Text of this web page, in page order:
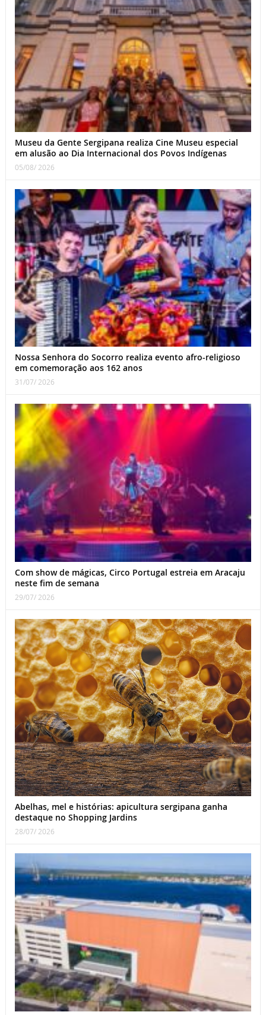
Museu da Gente Sergipana realiza Cine Museu especial
em alusão ao Dia Internacional dos Povos Indígenas
05/08/ 2026
Nossa Senhora do Socorro realiza evento afro-religioso
em comemoração aos 162 anos
31/07/ 2026
Com show de mágicas, Circo Portugal estreia em Aracaju
neste fim de semana
29/07/ 2026
Abelhas, mel e histórias: apicultura sergipana ganha
destaque no Shopping Jardins
28/07/ 2026